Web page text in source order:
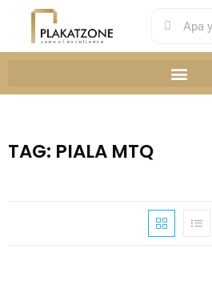
TAG: PIALA MTQ